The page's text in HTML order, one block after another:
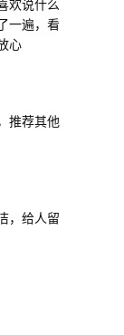
欢说什么
一遍，看
心
推荐其他
，给人留